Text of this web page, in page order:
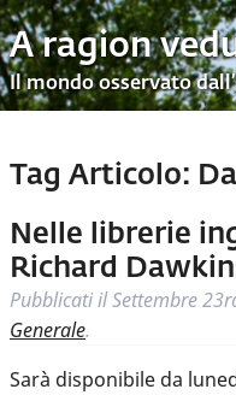
A ragion
Il mondo osservato
Tag Articolo:
Nelle librerie
Richard
Pubblicati ilSettembre
Generale.
Sarà disponibile da